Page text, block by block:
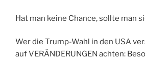
Hat man keine Chance, sollte man
Wer die Trump-Wahl in den USA
auf VERÄNDERUNGEN achten: